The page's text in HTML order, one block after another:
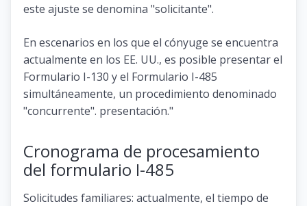
este ajuste se denomina "solicitante".
En escenarios en los que el cónyuge se encuentra
actualmente en los EE. UU., es posible presentar el
Formulario I-130 y el Formulario I-485
simultáneamente, un procedimiento denominado
"concurrente". presentación."
Cronograma de procesamiento
del formulario I-485
Solicitudes familiares: actualmente, el tiempo de